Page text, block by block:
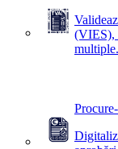
(VIES),
multiple.